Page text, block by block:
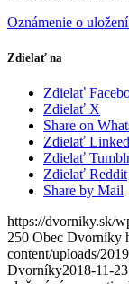
Oznámenie o
Zdielať na
Zdielať
Zdielať X
Share on
Zdielať
Zdielať
Zdielať Reddit
Share by Mail
https://dvorniky.sk/
250 Obec Dvorníky
content/uploads/
Dvorníky2018-11-